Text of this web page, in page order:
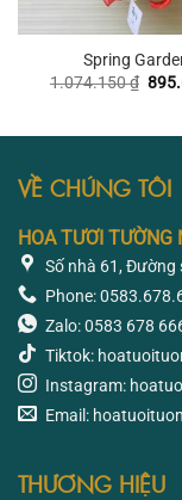
Spring
1.074.150₫ Giá
VỀ CHÚNG TÔI
HOA TƯƠI TƯỜNG
Số nhà 61, Đường
Phone:
Zalo: 0583 678
Tiktok:
Instagram:
Email:
THƯƠNG HIỆU